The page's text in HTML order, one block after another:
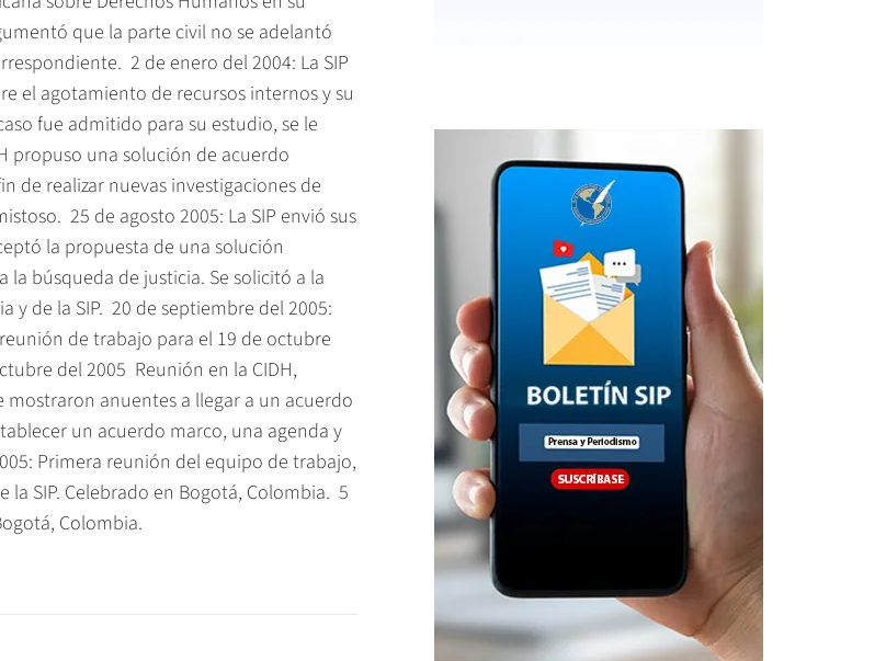
que la parte civil no se adelantó
 2 de enero del 2004: La SIP
el agotamiento de recursos internos y su
fue admitido para su estudio, se le
propuso una solución de acuerdo
de realizar nuevas investigaciones de
 25 de agosto 2005: La SIP envió sus
la propuesta de una solución
búsqueda de justicia. Se solicitó a la
de la SIP.  20 de septiembre del 2005:
de trabajo para el 19 de octubre
del 2005  Reunión en la CIDH,
mostraron anuentes a llegar a un acuerdo
un acuerdo marco, una agenda y
Primera reunión del equipo de trabajo,
SIP. Celebrado en Bogotá, Colombia.  5
Colombia.